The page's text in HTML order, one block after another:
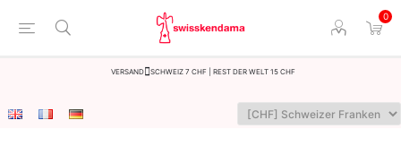
0
Versand Schweiz 7 CHF | Rest der Welt 15 CHF